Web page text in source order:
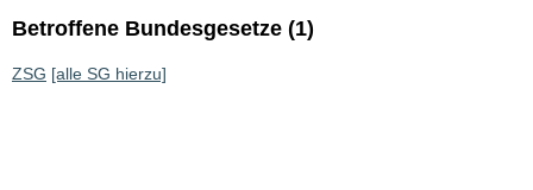
Betroffene Bundesgesetze (1)
ZSG [alle SG hierzu]